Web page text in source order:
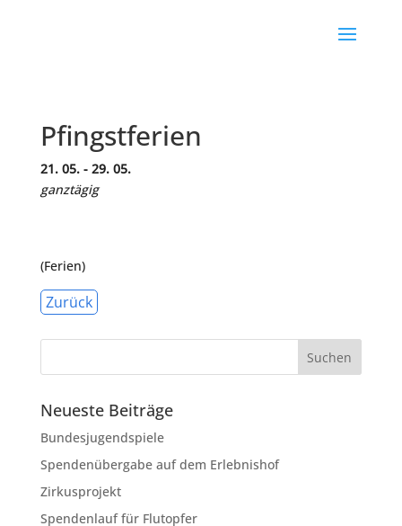
Pfingstferien
21. 05. - 29. 05.
ganztägig
(Ferien)
Zurück
Neueste Beiträge
Bundesjugendspiele
Spendenübergabe auf dem Erlebnishof
Zirkusprojekt
Spendenlauf für Flutopfer